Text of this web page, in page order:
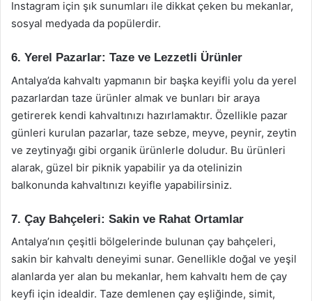
Instagram için şık sunumları ile dikkat çeken bu mekanlar,
sosyal medyada da popülerdir.
6. Yerel Pazarlar: Taze ve Lezzetli Ürünler
Antalya’da kahvaltı yapmanın bir başka keyifli yolu da yerel
pazarlardan taze ürünler almak ve bunları bir araya
getirerek kendi kahvaltınızı hazırlamaktır. Özellikle pazar
günleri kurulan pazarlar, taze sebze, meyve, peynir, zeytin
ve zeytinyağı gibi organik ürünlerle doludur. Bu ürünleri
alarak, güzel bir piknik yapabilir ya da otelinizin
balkonunda kahvaltınızı keyifle yapabilirsiniz.
7. Çay Bahçeleri: Sakin ve Rahat Ortamlar
Antalya’nın çeşitli bölgelerinde bulunan çay bahçeleri,
sakin bir kahvaltı deneyimi sunar. Genellikle doğal ve yeşil
alanlarda yer alan bu mekanlar, hem kahvaltı hem de çay
keyfi için idealdir. Taze demlenen çay eşliğinde, simit,